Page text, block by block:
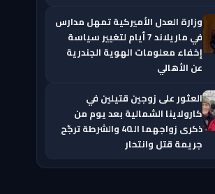
وزارة العدل الأميركية تمهل مدارس
في ماريلاند 7 أيام لتغيير سياسة
إخفاء معلومات الهوية الجندرية
عن الأهالي
العثور على زوجين قتيلين في
كارولاينا الشمالية بعد يوم من
ذكرى زواجهما الـ40 والشرطة ترجّح
جريمة قتل وانتحار